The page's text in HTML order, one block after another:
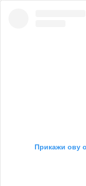
Прикажи ову